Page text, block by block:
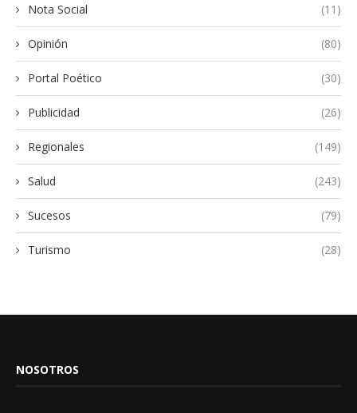
Nota Social (11)
Opinión (80)
Portal Poético (30)
Publicidad (26)
Regionales (149)
Salud (243)
Sucesos (79)
Turismo (28)
NOSOTROS